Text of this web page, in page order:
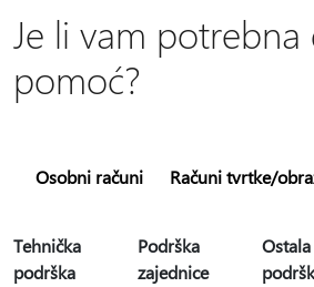
Je li vam
pomoć?
Osobni računi Računi tvrtke/
Tehnička
podrška
Podrška
zajednice
Ostala